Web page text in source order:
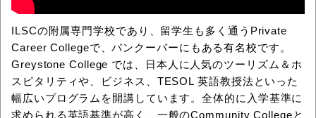
ILSCの附属専門学校であり、留学生も多く通うPrivate
Career Collegeで、バンクーバーにもある有名校です。
Greystone College では、日本人に人気のツーリズム＆ホ
スピタリティや、ビジネス、TESOL 英語教授法といった
幅広いプログラムを開講しています。全体的に入学基準に
求められる英語基準が高く、一般のCommunity Collegeと